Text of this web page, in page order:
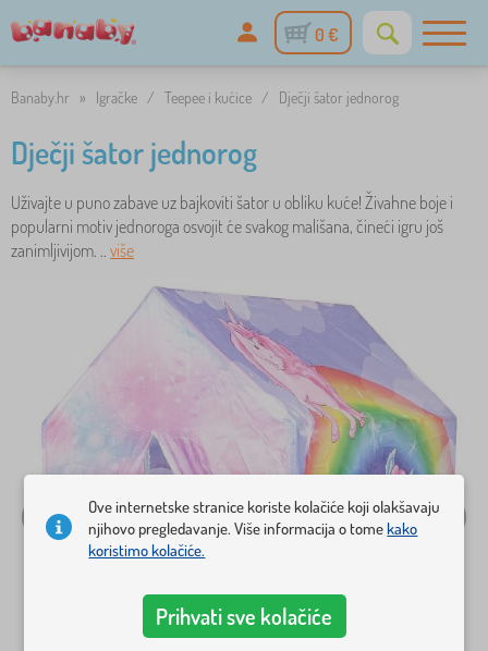
0 €
Banaby.hr » Igračke / Teepee i kućice / Dječji šator jednorog
Dječji šator jednorog
Uživajte u puno zabave uz bajkoviti šator u obliku kuće! Živahne boje i
popularni motiv jednoroga osvojit će svakog mališana, čineći igru još
zanimljivijom. .. više
Ove internetske stranice koriste kolačiće koji olakšavaju
njihovo pregledavanje. Više informacija o tomekako
koristimo kolačiće.
Prihvati sve kolačiće